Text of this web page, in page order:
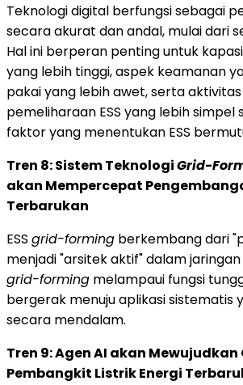
Teknologi digital berfungsi sebagai
secara akurat dan andal, mulai dari
Hal ini berperan penting untuk
yang lebih tinggi, aspek keamanan
pakai yang lebih awet, serta
pemeliharaan ESS yang lebih
faktor yang menentukan ESS
Tren 8: Sistem TeknologiGrid-
akan Mempercepat
Terbarukan
ESS grid-forming berkembang dari
menjadi "arsitek aktif" dalam
grid-forming melampaui fungsi
bergerak menuju aplikasi sistematis
secara mendalam.
Tren 9: Agen AI akan
Pembangkit Listrik Energi